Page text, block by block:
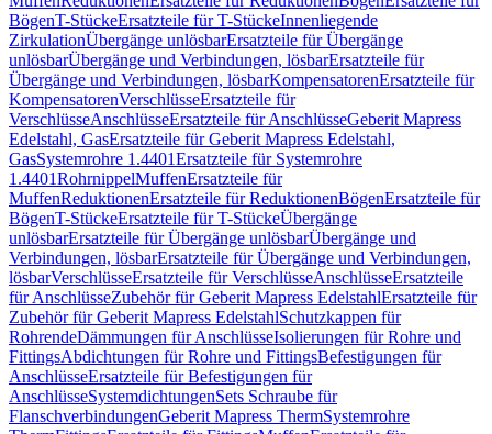
BögenT-StückeErsatzteile für T-StückeInnenliegende
ZirkulationÜbergänge unlösbarErsatzteile für Übergänge
unlösbarÜbergänge und Verbindungen, lösbarErsatzteile für
Übergänge und Verbindungen, lösbarKompensatorenErsatzteile für
KompensatorenVerschlüsseErsatzteile für
VerschlüsseAnschlüsseErsatzteile für AnschlüsseGeberit Mapress
Edelstahl, GasErsatzteile für Geberit Mapress Edelstahl,
GasSystemrohre 1.4401Ersatzteile für Systemrohre
1.4401RohrnippelMuffenErsatzteile für
MuffenReduktionenErsatzteile für ReduktionenBögenErsatzteile für
BögenT-StückeErsatzteile für T-StückeÜbergänge
unlösbarErsatzteile für Übergänge unlösbarÜbergänge und
Verbindungen, lösbarErsatzteile für Übergänge und Verbindungen,
lösbarVerschlüsseErsatzteile für VerschlüsseAnschlüsseErsatzteile
für AnschlüsseZubehör für Geberit Mapress EdelstahlErsatzteile für
Zubehör für Geberit Mapress EdelstahlSchutzkappen für
RohrendeDämmungen für AnschlüsseIsolierungen für Rohre und
FittingsAbdichtungen für Rohre und FittingsBefestigungen für
AnschlüsseErsatzteile für Befestigungen für
AnschlüsseSystemdichtungenSets Schraube für
FlanschverbindungenGeberit Mapress ThermSystemrohre